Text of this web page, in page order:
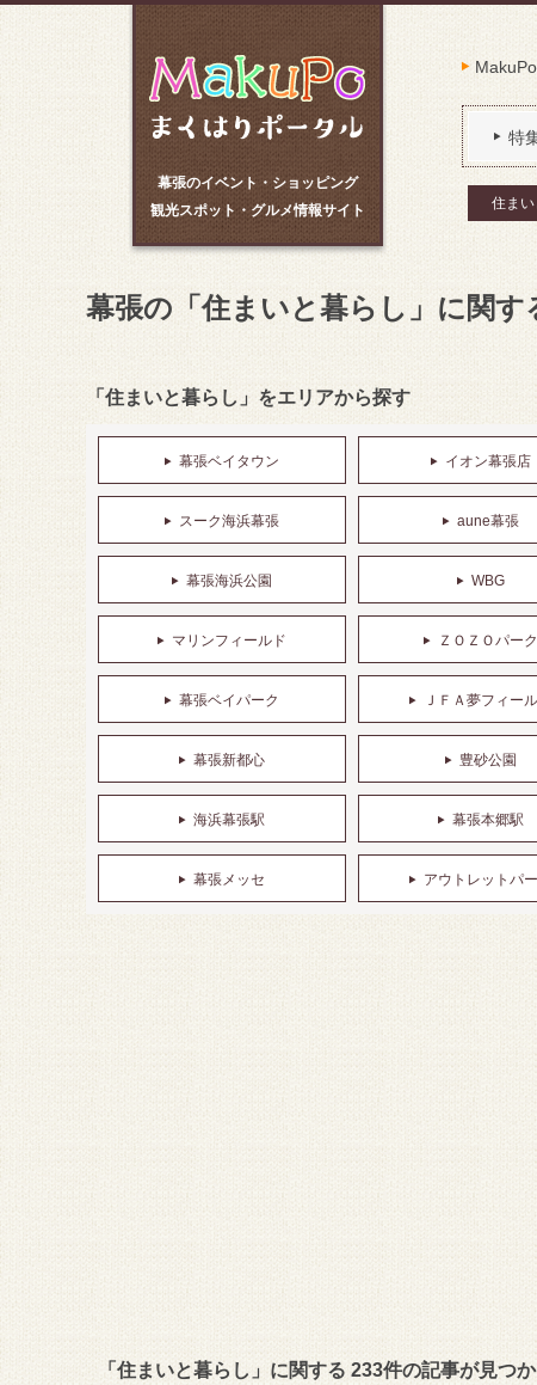
幕張のイベント・ショッピング
観光スポット・グルメ情報サイト
特
住まい
幕張の「住まいと暮らし」に関す
「住まいと暮らし」をエリアから探す
幕張ベイタウン イオン幕張店
スーク海浜幕張 aune幕張
幕張海浜公園 WBG
マリンフィールド ＺＯＺＯパーク
幕張ベイパーク ＪＦＡ夢フィー
幕張新都心 豊砂公園
海浜幕張駅 幕張本郷駅
幕張メッセ アウトレットパ
「住まいと暮らし」に関する 233件の記事が見つ